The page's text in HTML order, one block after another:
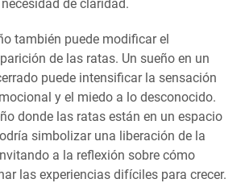
de claridad.
también puede modificar el
de las ratas. Un sueño en un
puede intensificar la sensación
y el miedo a lo desconocido.
donde las ratas están en un espacio
simbolizar una liberación de la
a la reflexión sobre cómo
las experiencias difíciles para crecer.